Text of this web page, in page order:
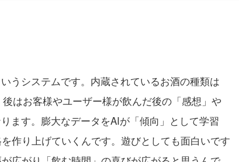
うシステムです。内蔵されているお酒の種類は
はお客様やユーザー様が飲んだ後の「感想」や
ます。膨大なデータをAIが「傾向」として学習
作り上げていくんです。遊びとしても面白いです